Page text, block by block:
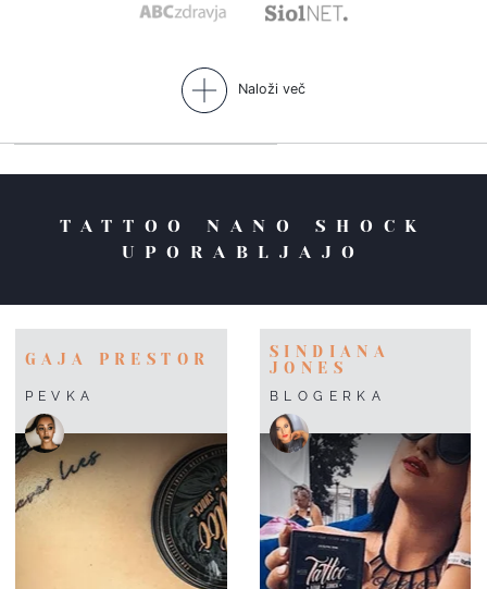
Naloži več
TATTOO NANO SHOCK
UPORABLJAJO
GAJA PRESTOR
PEVKA
SINDIANA
JONES
BLOGERKA